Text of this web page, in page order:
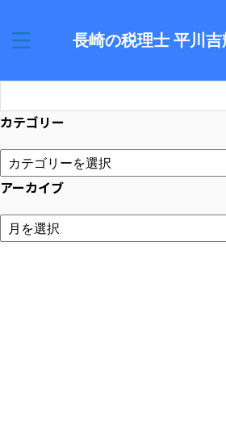
長崎の税理士 平川
カテゴリー
アーカイブ